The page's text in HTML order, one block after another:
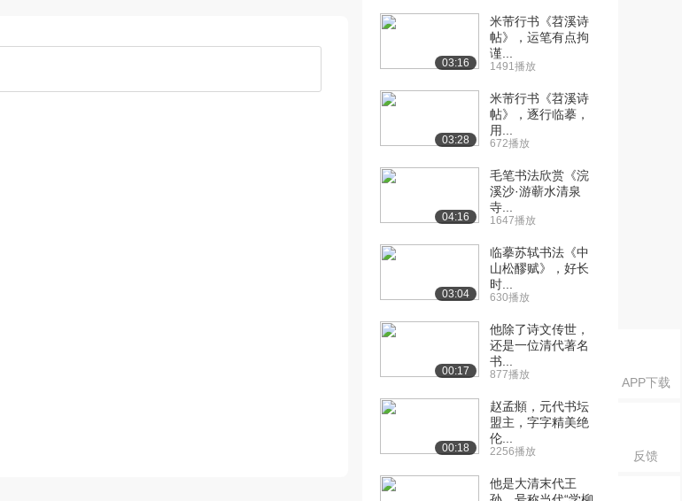
APP下载
反馈
03:16
米芾行书《苕溪诗
帖》，运笔有点拘
谨...
1491播放
03:28
米芾行书《苕溪诗
帖》，逐行临摹，
用...
672播放
04:16
毛笔书法欣赏《浣
溪沙·游蕲水清泉
寺...
1647播放
03:04
临摹苏轼书法《中
山松醪赋》，好长
时...
630播放
00:17
他除了诗文传世，
还是一位清代著名
书...
877播放
00:18
赵孟頫，元代书坛
盟主，字字精美绝
伦...
2256播放
他是大清末代王